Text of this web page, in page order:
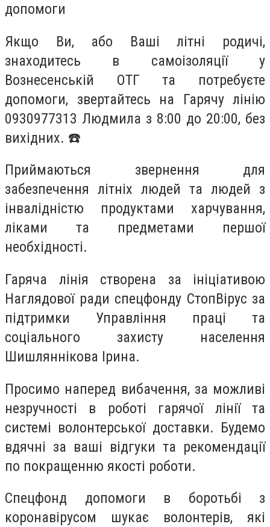
допомоги
Якщо Ви, або Ваші літні родичі,
знаходитесь в самоізоляції у
Вознесенській ОТГ та потребуєте
допомоги, звертайтесь на Гарячу лінію
0930977313 Людмила з 8:00 до 20:00, без
вихідних. ☎️
Приймаються звернення для
забезпечення літніх людей та людей з
інвалідністю продуктами харчування,
ліками та предметами першої
необхідності.
Гаряча лінія створена за ініціативою
Наглядової ради спецфонду СтопВірус за
підтримки Управління праці та
соціального захисту населення
Шишляннікова Ірина.
Просимо наперед вибачення, за можливі
незручності в роботі гарячої лінії та
системі волонтерської доставки. Будемо
вдячні за ваші відгуки та рекомендації
по покращенню якості роботи.
С️пецфонд допомоги в боротьбі з
коронавірусом шукає волонтерів, які